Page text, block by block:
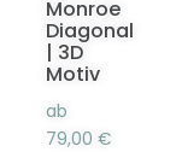
auf
der
Produktseite
werden
Monroe
Diagonal
| 3D
Motiv
ab
79,00 €